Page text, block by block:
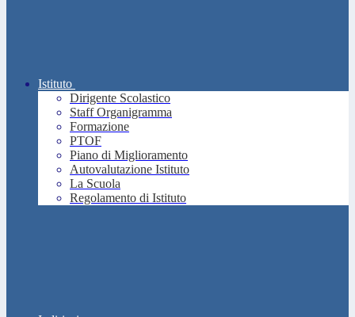
Istituto
Dirigente Scolastico
Staff Organigramma
Formazione
PTOF
Piano di Miglioramento
Autovalutazione Istituto
La Scuola
Regolamento di Istituto